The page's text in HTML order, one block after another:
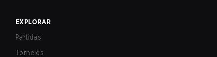
EXPLORAR
Partidas
Torneios